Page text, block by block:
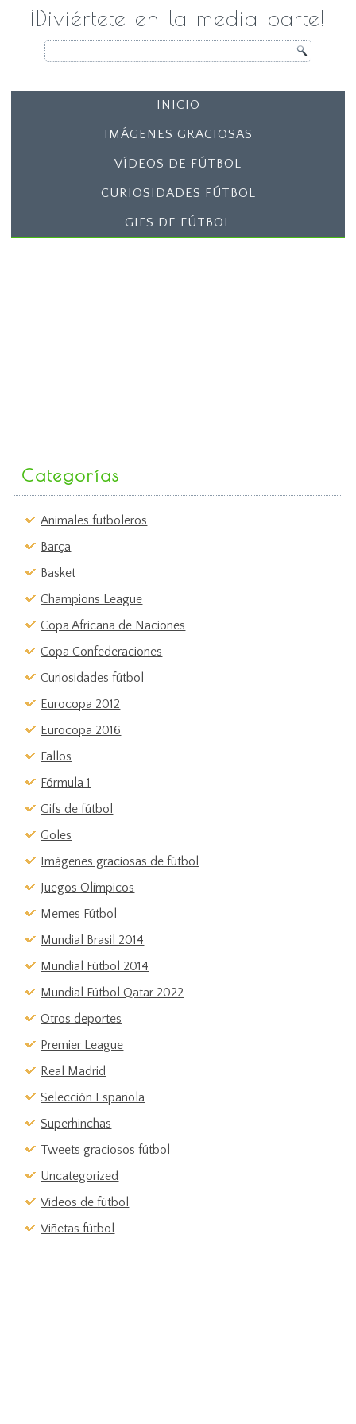
¡Diviértete en la media parte!
INICIO
IMÁGENES GRACIOSAS
VÍDEOS DE FÚTBOL
CURIOSIDADES FÚTBOL
GIFS DE FÚTBOL
Categorías
Animales futboleros
Barça
Basket
Champions League
Copa Africana de Naciones
Copa Confederaciones
Curiosidades fútbol
Eurocopa 2012
Eurocopa 2016
Fallos
Fórmula 1
Gifs de fútbol
Goles
Imágenes graciosas de fútbol
Juegos Olímpicos
Memes Fútbol
Mundial Brasil 2014
Mundial Fútbol 2014
Mundial Fútbol Qatar 2022
Otros deportes
Premier League
Real Madrid
Selección Española
Superhinchas
Tweets graciosos fútbol
Uncategorized
Vídeos de fútbol
Viñetas fútbol